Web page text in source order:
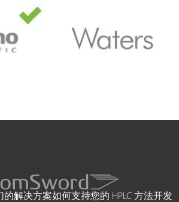
解决方案如何支持您的 HPLC 方法开发